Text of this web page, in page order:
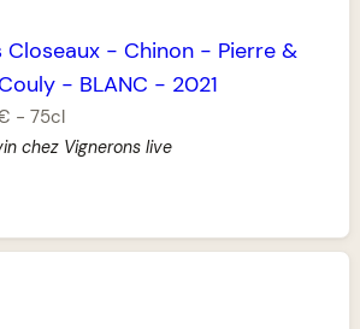
Closeaux - Chinon - Pierre &
- BLANC - 2021
-75cl
chez Vignerons live